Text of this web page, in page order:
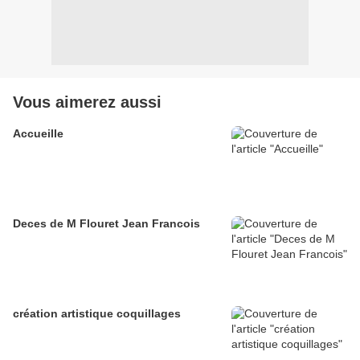
Vous aimerez aussi
Accueille
Deces de M Flouret Jean Francois
création artistique coquillages